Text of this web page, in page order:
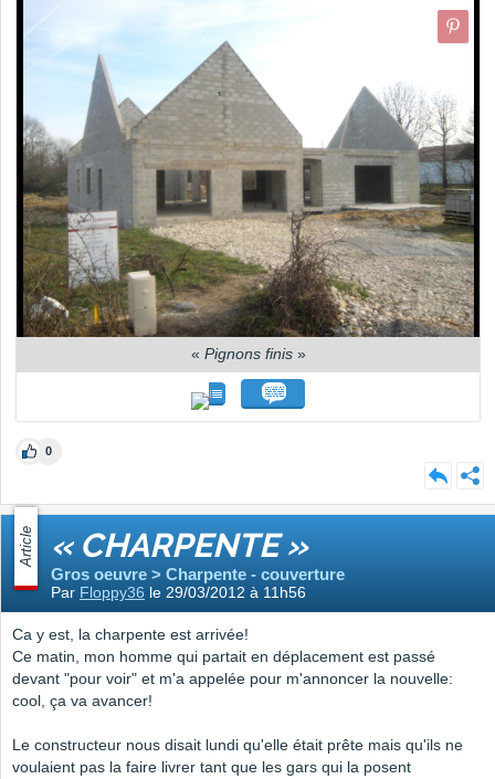
« Pignons finis»
0
Article « CHARPENTE »
Gros oeuvre > Charpente - couverture
Par Floppy36 le 29/03/2012 à 11h56
Ca y est, la charpente est arrivée!
Ce matin, mon homme qui partait en déplacement est passé
devant "pour voir" et m'a appelée pour m'annoncer la nouvelle:
cool, ça va avancer!
Le constructeur nous disait lundi qu'elle était prête mais qu'ils ne
voulaient pas la faire livrer tant que les gars qui la posent